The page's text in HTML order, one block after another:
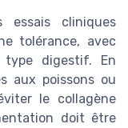
cliniques
tolérance, avec
type digestif. En
aux poissons ou
le collagène
doit être